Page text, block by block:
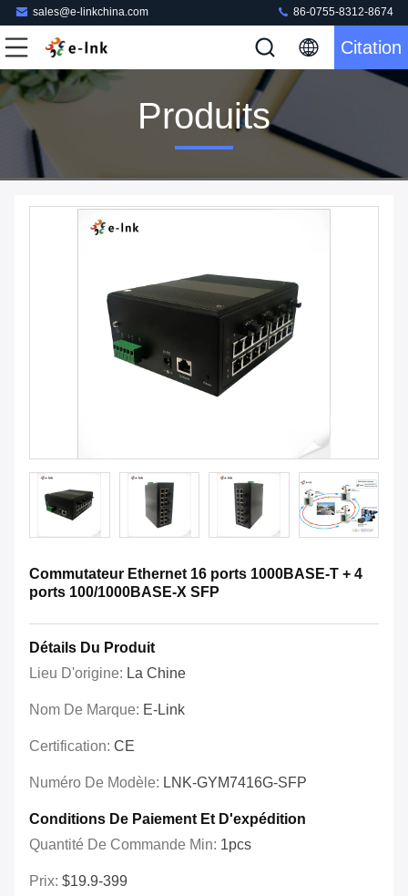
sales@e-linkchina.com 86-0755-8312-8674
Citation
Produits
Commutateur Ethernet 16 ports 1000BASE-T + 4
ports 100/1000BASE-X SFP
Détails Du Produit
Lieu D'origine: La Chine
Nom De Marque: E-Link
Certification: CE
Numéro De Modèle: LNK-GYM7416G-SFP
Conditions De Paiement Et D'expédition
Quantité De Commande Min: 1pcs
Prix: $19.9-399